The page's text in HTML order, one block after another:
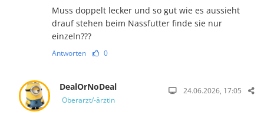
Muss doppelt lecker und so gut wie es aussieht
drauf stehen beim Nassfutter finde sie nur
einzeln???
Antworten 0
DealOrNoDeal
Oberarzt/-ärztin
24.06.2026, 17:05